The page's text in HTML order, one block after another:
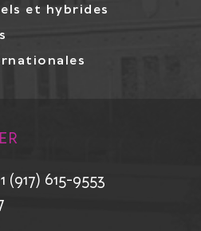
et hybrides
(917) 615-9553